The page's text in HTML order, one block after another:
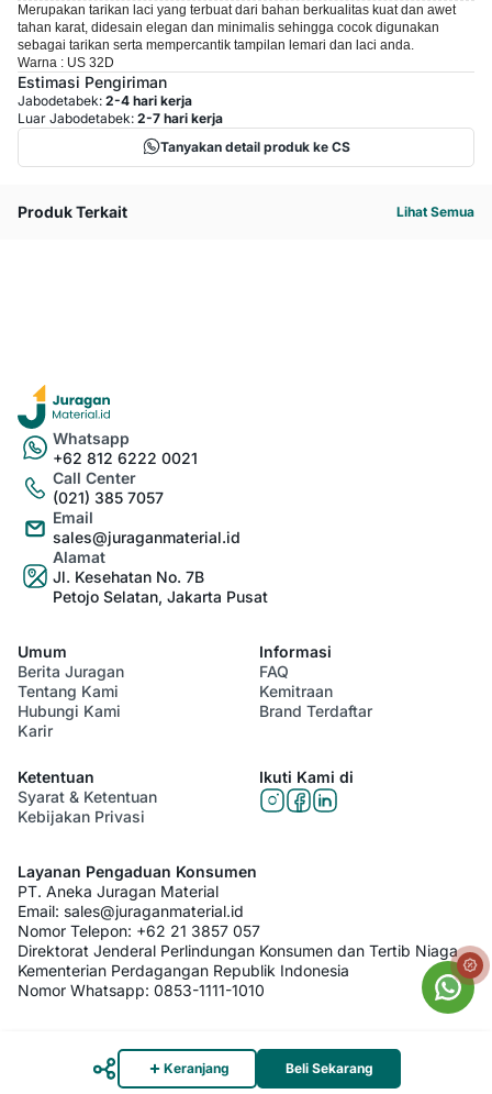
Merupakan tarikan laci yang terbuat dari bahan berkualitas kuat dan awet
tahan karat, didesain elegan dan minimalis sehingga cocok digunakan
sebagai tarikan serta mempercantik tampilan lemari dan laci anda.
Warna : US 32D
Estimasi Pengiriman
Jabodetabek: 2-4 hari kerja
Luar Jabodetabek: 2-7 hari kerja
Tanyakan detail produk ke CS
Produk Terkait Lihat Semua
Whatsapp
+62 812 6222 0021
Call Center
(021) 385 7057
Email
sales@juraganmaterial.id
Alamat
Jl. Kesehatan No. 7B
Petojo Selatan, Jakarta Pusat
Umum
Berita Juragan
Tentang Kami
Hubungi Kami
Karir
Informasi
FAQ
Kemitraan
Brand Terdaftar
Ketentuan
Syarat & Ketentuan
Kebijakan Privasi
Ikuti Kami di
Layanan Pengaduan Konsumen
PT. Aneka Juragan Material
Email: sales@juraganmaterial.id
Nomor Telepon: +62 21 3857 057
Direktorat Jenderal Perlindungan Konsumen dan Tertib Niaga
Kementerian Perdagangan Republik Indonesia
Nomor Whatsapp: 0853-1111-1010
Keranjang Beli Sekarang